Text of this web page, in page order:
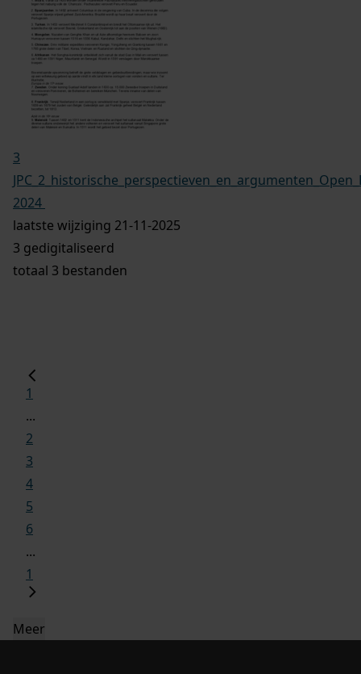
3
2024
laatste wijziging 21-11-2025
3 gedigitaliseerd
totaal 3 bestanden
1
...
2
3
4
5
6
...
1
Meer